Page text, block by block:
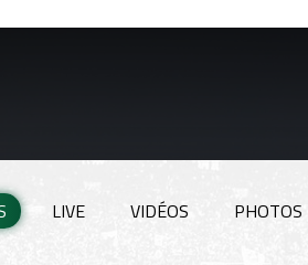
LIVE VIDÉOS PHOTOS